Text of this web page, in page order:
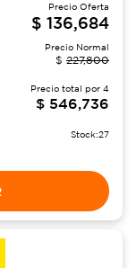
Precio Oferta
$ 136,684
Precio Normal
$ 227,800
Precio total por 4
$ 546,736
Stock:27